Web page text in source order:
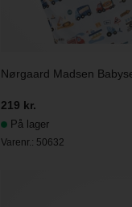
Nørgaard Madsen
219 kr.
På lager
Varenr.: 50632